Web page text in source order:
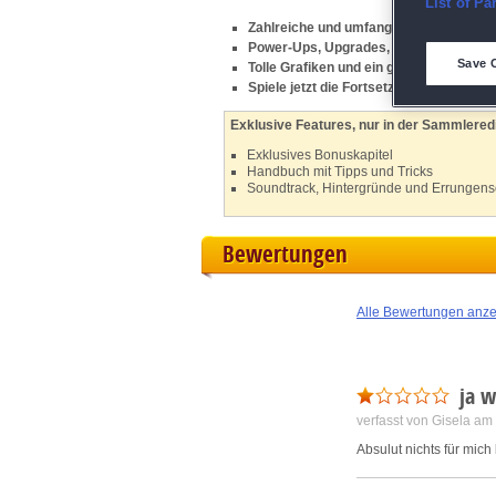
Zahlreiche und umfangreiche 3-
Power-Ups, Upgrades, Boni und mehr
Tolle Grafiken und ein großartiger
Spiele jetzt die Fortsetzung von
Exklusive Features, nur in der
Exklusives Bonuskapitel
Handbuch mit Tipps und Tricks
Soundtrack, Hintergründe und
Bewertungen
Alle Bewertungen
ja
verfasst von Gisela
Absulut nichts für
List of
Save